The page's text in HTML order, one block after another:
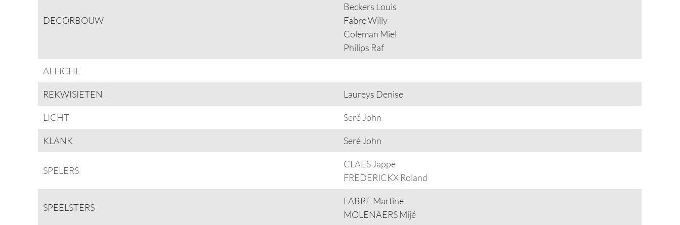
DECORBOUW
Beckers Louis
Fabre Willy
Coleman Miel
Philips Raf
AFFICHE
REKWISIETEN Laureys Denise
LICHT Seré John
KLANK Seré John
SPELERS
CLAES Jappe
FREDERICKX Roland
SPEELSTERS
FABRE Martine
MOLENAERS Mijé